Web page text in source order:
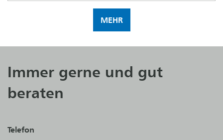
MEHR
Immer gerne und gut
beraten
Telefon